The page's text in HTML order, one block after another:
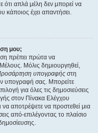
ότι απλά μέλη δεν μπορεί να
κάποιος έχει απαντήσει.
μου;
πρέπει πρώτα να
Μόλις δημιουργηθεί,
υπογραφής στη
υπογραφή σας. Μπορείτε
για όλες τις δημοσιεύσεις
στον Πίνακα Ελέγχου
να αποτρέψετε να προστεθεί μια
από-επιλέγοντας το πλαίσιο